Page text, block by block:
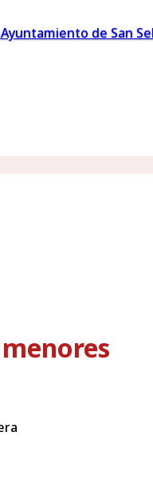
Ayuntamiento de San